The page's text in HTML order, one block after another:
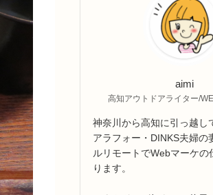
aimi
高知アウトドアライター/
神奈川から高知に引っ越し
アラフォー・DINKS夫婦の
ルリモートでWebマーケの
ります。